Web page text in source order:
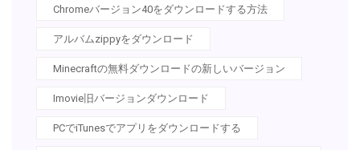
Chromeバージョン40をダウンロードする方法
アルバムzippyをダウンロード
Minecraftの無料ダウンロードの新しいバージョン
Imovie旧バージョンダウンロード
PCでiTunesでアプリをダウンロードする